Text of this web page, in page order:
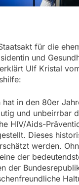
für die
und
Ulf Kristal
hat in den 80er
und unbeirrbar
HIV/Aids-
Dieses
werden.
der
der